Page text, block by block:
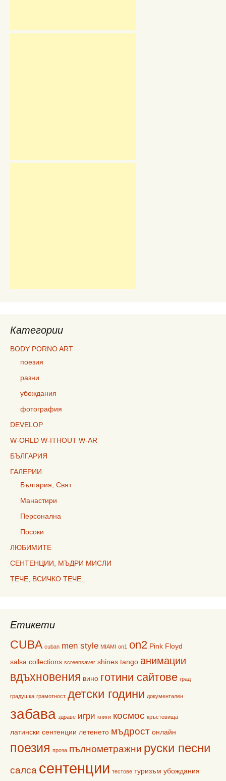
Категории
BODY PORNO ART
поезия
разни
убождания
фотография
DEVELOP
W-ORLD W-ITHOUT W-AR
БЪЛГАРИЯ
ГАЛЕРИИ
България, Свят
Манастири
Персонална
Посоки
ЛЮБИМИТЕ
СЕНТЕНЦИИ, МЪДРИ МИСЛИ
ТЕЧЕ, ВСИЧКО ТЕЧЕ…
Етикети
CUBA cuban men style MIAMI on1 on2 Pink Floyd
salsa collections screensaver shines tango анимации
вдъхновения вино готини сайтове град
градушка грамотност детски години документален
забава здраве игри книги космос кръстовища
латински сентенции летенето мъдрост онлайн
поезия проза пълнометражни руски песни
салса сентенции тестове туризъм убождания